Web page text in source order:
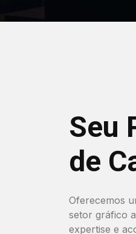
Seu
de
Oferecemos
setor gráfico
expertise e